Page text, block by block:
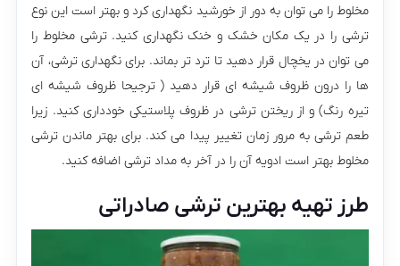
مخلوط را می توان به دور از خورشید نگهداری کرد و بهتر است این نوع
ترشی را در یک مکان خشک و خنک نگهداری کنید. ترشی مخلوط را
می توان در یخچال قرار دهید تا ترد تر بماند. برای نگهداری ترشی، آن
ها را درون ظروف شیشه ای قرار دهید ( ترجیحا ظروف شیشه ای
تیره رنگ) و از ریختن ترشی در ظروف پلاستیکی خودداری کنید. زیرا
طعم ترشی به مرور زمان تغییر پیدا می کند. برای بهتر ماندن ترشی
مخلوط بهتر است ادویه آن را در آخر به مداد ترشی اضافه کنید.
طرز تهیه بهترین ترشی صادراتی